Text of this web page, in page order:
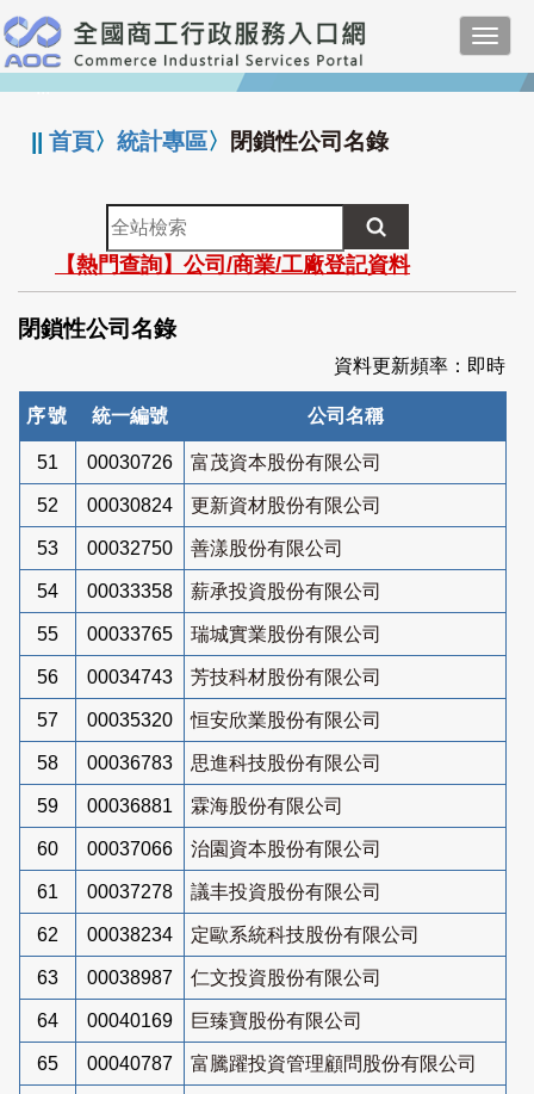
跳
到
主
要
:::
||首頁〉統計專區〉 閉鎖性公司名錄
全
站
檢
索
【熱門查詢】公司/商業/工廠登記資料
閉鎖性公司名錄
資料更新頻率：即時
序號 統一編號 公司名稱
51 00030726 富茂資本股份有限公司
52 00030824 更新資材股份有限公司
53 00032750 善漾股份有限公司
54 00033358 薪承投資股份有限公司
55 00033765 瑞城實業股份有限公司
56 00034743 芳技科材股份有限公司
57 00035320 恒安欣業股份有限公司
58 00036783 思進科技股份有限公司
59 00036881 霖海股份有限公司
60 00037066 治園資本股份有限公司
61 00037278 議丰投資股份有限公司
62 00038234 定歐系統科技股份有限公司
63 00038987 仁文投資股份有限公司
64 00040169 巨臻寶股份有限公司
65 00040787 富騰躍投資管理顧問股份有限公司